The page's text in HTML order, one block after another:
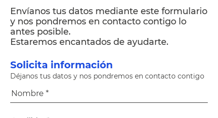
Envíanos tus datos mediante este formulario
y nos pondremos en contacto contigo lo
antes posible.
Estaremos encantados de ayudarte.
Solicita información
Déjanos tus datos y nos pondremos en contacto contigo